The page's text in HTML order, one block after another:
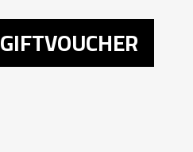
GIFTVOUCHER